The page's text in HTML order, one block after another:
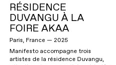
RÉSIDENCE
DUVANGU À LA
FOIRE AKAA
Paris, France — 2025
Manifesto accompagne trois
artistes de la résidence Duvangu,